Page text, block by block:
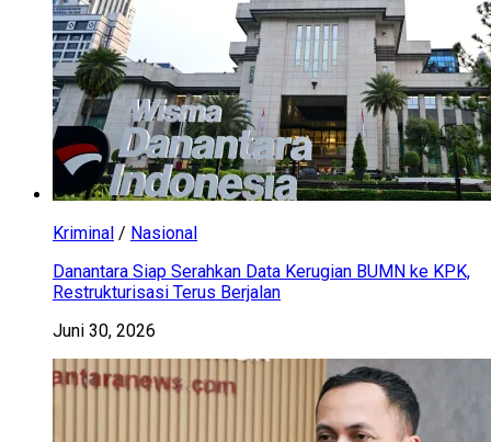
Kriminal / Nasional
Danantara Siap Serahkan Data Kerugian BUMN ke KPK,
Restrukturisasi Terus Berjalan
Juni 30, 2026